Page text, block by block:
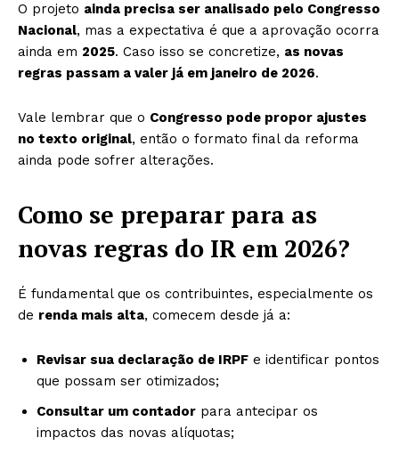
O projeto ainda precisa ser analisado pelo Congresso
Nacional, mas a expectativa é que a aprovação ocorra
ainda em 2025. Caso isso se concretize, as novas
regras passam a valer já em janeiro de 2026.
Vale lembrar que o Congresso pode propor ajustes
no texto original, então o formato final da reforma
ainda pode sofrer alterações.
Como se preparar para as
novas regras do IR em 2026?
É fundamental que os contribuintes, especialmente os
de renda mais alta, comecem desde já a:
Revisar sua declaração de IRPF e identificar pontos
que possam ser otimizados;
Consultar um contador para antecipar os
impactos das novas alíquotas;